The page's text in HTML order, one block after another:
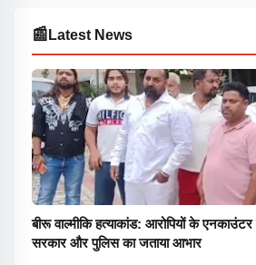
📰 Latest News
बीरू वाल्मीकि हत्याकांड: आरोपियों के
सरकार और पुलिस का जताया आभार